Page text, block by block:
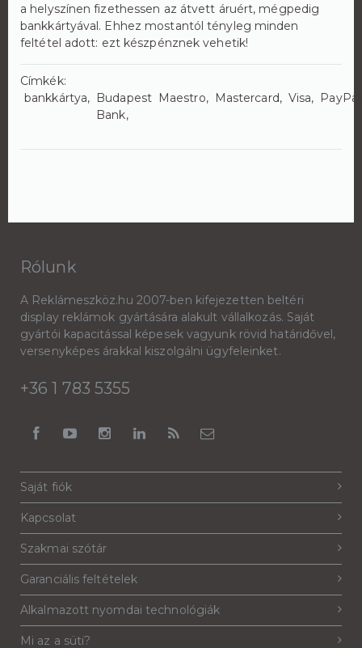
a helyszínen fizethessen az átvett áruért, mégpedig
bankkártyával. Ehhez mostantól tényleg minden
feltétel adott: ezt készpénznek vehetik!
Címkék:
bankkártya
Budapest
Bank
Maestro Mastercard Visa
Rólunk
A Reklámeszköz.hu 2007-ben kifejezetten beltéri
display reklámok gyártására alakult vállalkozás. Saját
gyártói kapacitással képesek vagyunk rövid határidővel,
versenyképes árakkal kiszolgálni ügyfeleinket.
+36 1 783 5355
Saját fiók
Kapcsolat
Szakmai szótár
Garanciális feltételek
Alkalmazott nyomdai technológiák
Mi az a süti?